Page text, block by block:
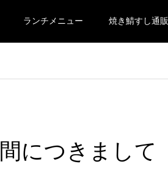
ランチメニュー 焼き鯖すし通販
につきまして